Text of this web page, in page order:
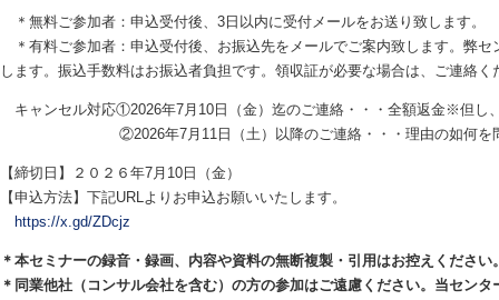
＊無料ご参加者：申込受付後、3日以内に受付メールをお送り致します。
＊有料ご参加者：申込受付後、お振込先をメールでご案内致します。弊セ
します。振込手数料はお振込者負担です。領収証が必要な場合は、ご連絡く
キャンセル対応①2026年7月10日（金）迄のご連絡・・・全額返金※但し
②2026年7月11日（土）以降のご連絡・・・理由の如何を問わ
【締切日】２０２６年7月10日（金
【申込方法】下記URLよりお申込お願いいたします。
https://x.gd/ZDcjz
＊本セミナーの録音・録画、内容や資料の無断複製・引用はお控えください
＊同業他社（コンサル会社を含む）の方の参加はご遠慮ください。当セン